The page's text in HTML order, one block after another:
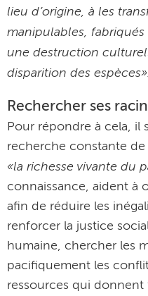
lieu d’origine, à les
manipulables,
une destruction
disparition des espèces».
Rechercher ses
Pour répondre à cela, il
recherche constante
«la richesse vivante du
connaissance, aident à
afin de réduire les
renforcer la justice
humaine, chercher les
pacifiquement les
ressources qui donnent